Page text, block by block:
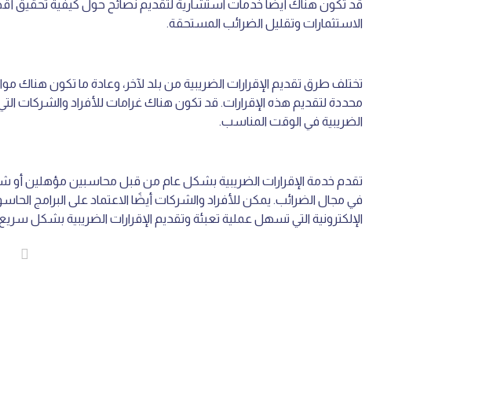
قد تكون هناك أيضًا خدمات استشارية لتقديم نصائح حول كيفية تحقيق
الاستثمارات وتقليل الضرائب المستحقة.
تختلف طرق تقديم الإقرارات الضريبية من بلد لآخر، وعادة ما تكون هناك
محددة لتقديم هذه الإقرارات. قد تكون هناك غرامات للأفراد والشركات التي
الضريبية في الوقت المناسب.
تقدم خدمة الإقرارات الضريبية بشكل عام من قبل محاسبين مؤهلين
في مجال الضرائب. يمكن للأفراد والشركات أيضًا الاعتماد على البرامج
الإلكترونية التي تسهل عملية تعبئة وتقديم الإقرارات الضريبية بشكل